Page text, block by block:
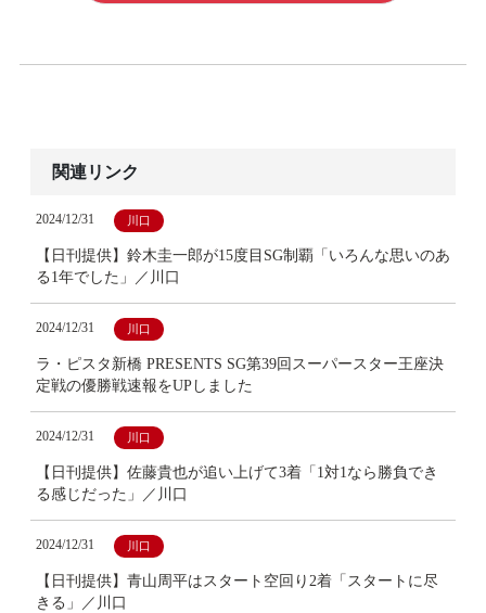
関連リンク
2024/12/31 川口
【日刊提供】鈴木圭一郎が15度目SG制覇「いろんな思いのあ
る1年でした」／川口
2024/12/31 川口
ラ・ピスタ新橋 PRESENTS SG第39回スーパースター王座決
定戦の優勝戦速報をUPしました
2024/12/31 川口
【日刊提供】佐藤貴也が追い上げて3着「1対1なら勝負でき
る感じだった」／川口
2024/12/31 川口
【日刊提供】青山周平はスタート空回り2着「スタートに尽
きる」／川口